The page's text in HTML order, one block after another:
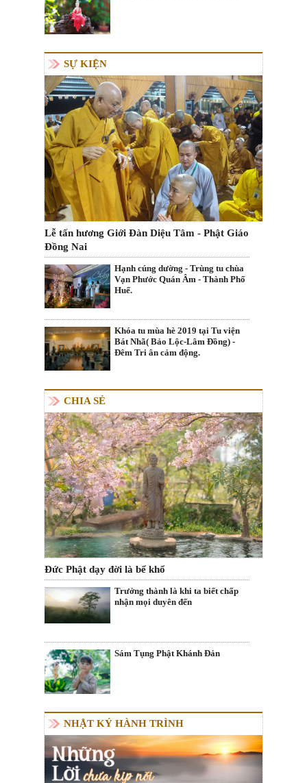
SỰ KIỆN
Lễ tấn hương Giới Đàn Diệu Tâm - Phật Giáo
Đồng Nai
Hạnh cúng dường - Trùng tu chùa
Vạn Phước Quán Âm - Thành Phố
Huế.
Khóa tu mùa hè 2019 tại Tu viện
Bát Nhã( Bảo Lộc-Lâm Đồng) -
Đêm Tri ân cảm động.
CHIA SẺ
Đức Phật dạy đời là bể khổ
Trưởng thành là khi ta biết chấp
nhận mọi duyên đến
Sám Tụng Phật Khánh Đản
NHẬT KÝ HÀNH TRÌNH